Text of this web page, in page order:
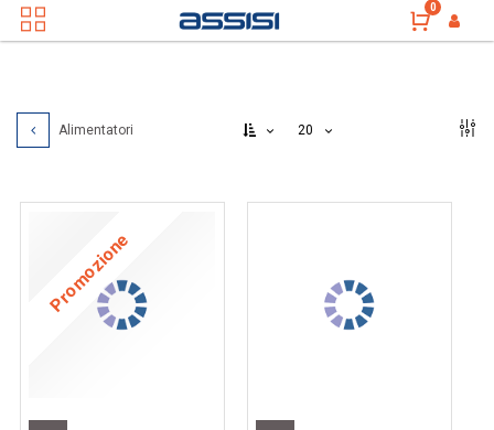
0
Alimentatori 20
Promozione